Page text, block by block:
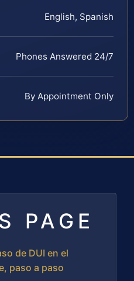
English, Spanish
Phones Answered 24/7
By Appointment Only
PAGE
de DUI en el
paso a paso